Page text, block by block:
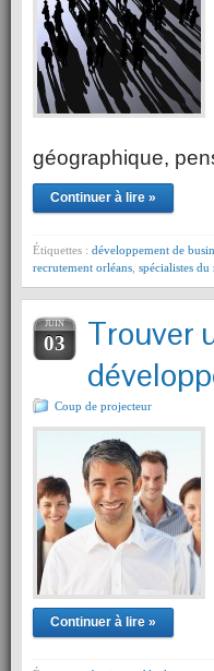
géographique,
Continuer à lire »
Étiquettes : développement de
recrutement orléans spécialistes
JUIN
03
Trouver
Coup de projecteur
Continuer à lire »